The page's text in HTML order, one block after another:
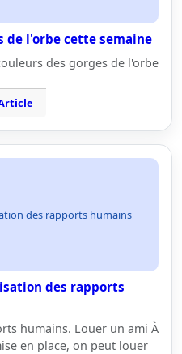
de l'orbe cette semaine
des gorges de l'orbe
des rapports humains
des rapports
humains. Louer un ami À
en place, on peut louer